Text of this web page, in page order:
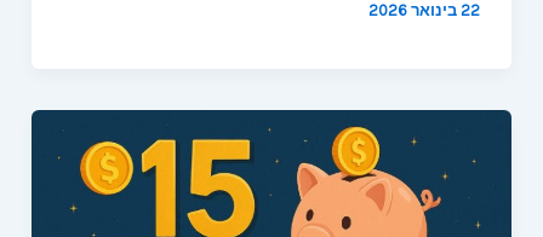
22 בינואר 2026